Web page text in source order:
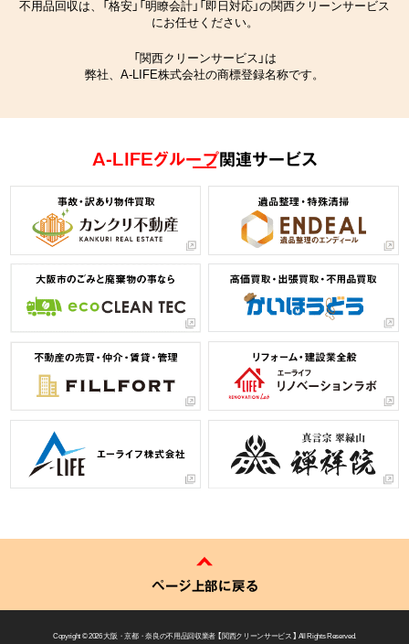
不用品回収は、「格安」「明瞭会計」「即日対応」の関西クリーンサービス
にお任せください。
「関西クリーンサービス」は
弊社、A-LIFE株式会社の商標登録名称です。
A-LIFEグループ関連サービス
ページ上部に戻る
Copyright © 2026大阪・京都・奈良の不用品回収業者 【 関西クリーンサービス 】 All Rights Reserved.